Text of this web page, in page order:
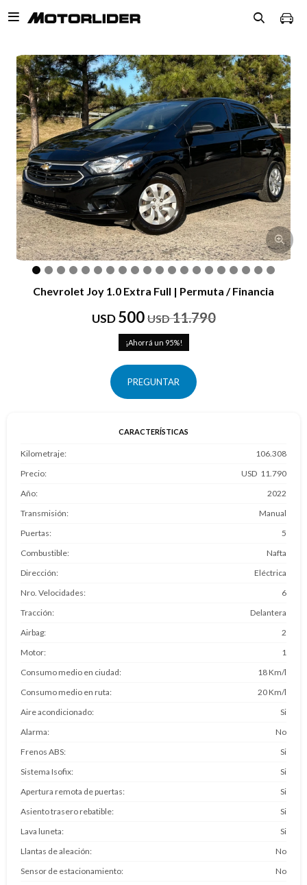

Chevrolet Joy 1.0 Extra Full | Permuta / Financia
USD 500 USD11.790
95
PREGUNTAR
CARACTERÍSTICAS
Kilometraje
106.308
Precio
11.790
Año
2022
Transmisión
Manual
Puertas
5
Combustible
Nafta
Dirección
Eléctrica
Nro. Velocidades
6
Tracción
Delantera
Airbag
2
Motor
1
Consumo medio en ciudad
18 Km/l
Consumo medio en ruta
20 Km/l
Aire acondicionado
Si
Alarma
No
Frenos ABS
Si
Sistema Isofix
Si
Apertura remota de puertas
Si
Asiento trasero rebatible
Si
Lava luneta
Si
Llantas de aleación
No
Sensor de estacionamiento
No